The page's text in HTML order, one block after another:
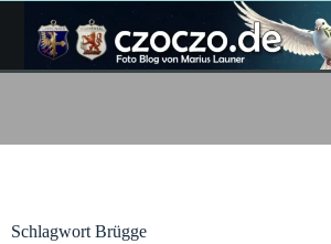
Inhalt
springen
Schlagwort Brügge